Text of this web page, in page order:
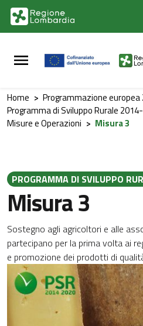
Vai al contenuto principale
Vai al footer
Home > Programmazione
Programma di Sviluppo Rurale
Misure e Operazioni > Misura 3
PROGRAMMA DI SVILUPPO
Misura 3
Sostegno agli agricoltori e alle
partecipano per la prima volta ai
e promozione dei prodotti di